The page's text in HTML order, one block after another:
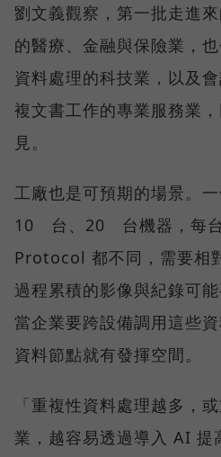
劉文義觀察，第一批走進
的醫療、金融與保險業，
資料處理的科技業，以及
複文書工作的專業服務業
見。
工廠也是可預期的場景。
10 台、20 台機器，每台
Protocol 都不同，需要相
過程累積的影像與紀錄可
當企業要跨設備調用這些
資料節點就有發揮空間。
「重複性資料處理越多，
業，越容易透過導入 AI 提